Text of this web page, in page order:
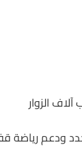
الزوار
ودعم رياضة